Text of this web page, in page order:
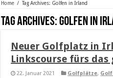
Home / Tag Archives: Golfen in Irland
Tag Archives:Golfen in
Neuer Golfplatz in
Linkscourse fürs
22. Januar 2021 Golfplätze,